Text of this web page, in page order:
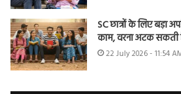
SC छात्रों के लिए बड़ा
काम, वरना अटक सकती
22 July 2026 - 11:54